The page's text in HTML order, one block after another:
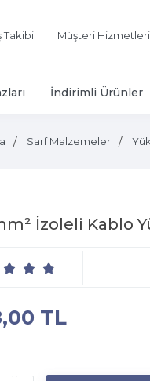
Takibi Müşteri Hizmetleri
İndirimli Ürünler
Sarf Malzemeler
İzoleli Kablo
TL